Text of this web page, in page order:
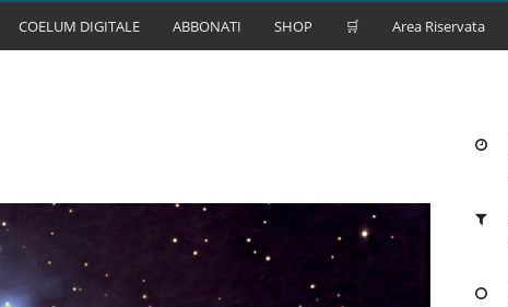
COELUM DIGITALE ABBONATI SHOP 🛒 Area Riservata